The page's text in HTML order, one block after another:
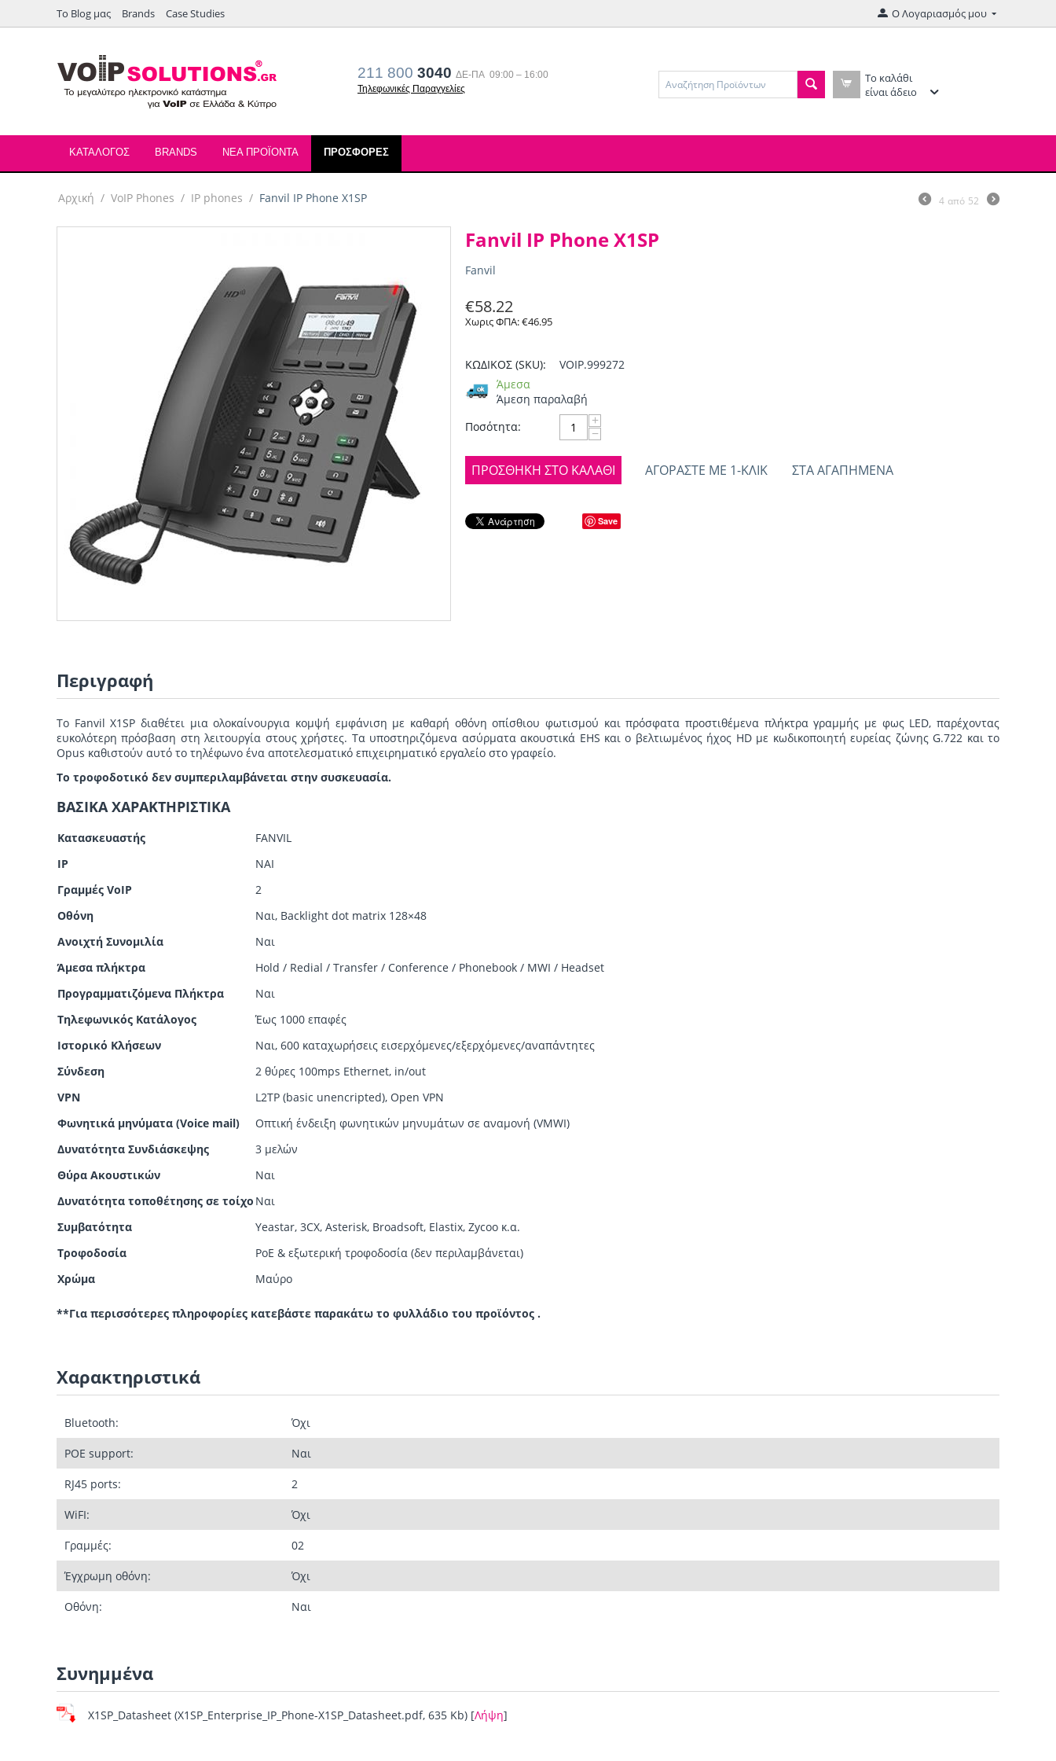
Το Blog μας Brands Case Studies Ο Λογαριασμός μου
211 800 3040 ΔΕ-ΠΑ 09:00 – 16:00
Τηλεφωνικές Παραγγελίες
Το καλάθι
είναι άδειο
ΚΑΤΑΛΟΓΟΣ BRANDS ΝΈΑ ΠΡΟΪΌΝΤΑ ΠΡΟΣΦΟΡΈΣ
Αρχική / VoIP Phones / IP phones / Fanvil IP Phone X1SP 4 από 52
Fanvil IP Phone X1SP
Fanvil
€58.22
Χωρις ΦΠΑ:€46.95
ΚΩΔΙΚΟΣ (SKU):
VOIP.999272
Άμεσα
Άμεση παραλαβή
Ποσότητα:
+
−
ΠΡΟΣΘΉΚΗ ΣΤΟ ΚΑΛΆΘΙ ΑΓΟΡΆΣΤΕ ΜΕ 1-ΚΛΙΚ ΣΤΑ ΑΓΑΠΗΜΈΝΑ
Save
Περιγραφή
Το Fanvil X1SP διαθέτει μια ολοκαίνουργια κομψή εμφάνιση με καθαρή οθόνη οπίσθιου φωτισμού και πρόσφατα προστιθέμενα πλήκτρα γραμμής με φως LED, παρέχοντας
ευκολότερη πρόσβαση στη λειτουργία στους χρήστες. Τα υποστηριζόμενα ασύρματα ακουστικά EHS και ο βελτιωμένος ήχος HD με κωδικοποιητή ευρείας ζώνης G.722 και το
Opus καθιστούν αυτό το τηλέφωνο ένα αποτελεσματικό επιχειρηματικό εργαλείο στο γραφείο.
Το τροφοδοτικό δεν συμπεριλαμβάνεται στην συσκευασία.
ΒΑΣΙΚΑ ΧΑΡΑΚΤΗΡΙΣΤΙΚΑ
Κατασκευαστής
FANVIL
IP
ΝΑΙ
Γραμμές VoIP
2
Οθόνη
Ναι, Backlight dot matrix 128×48
Ανοιχτή Συνομιλία
Ναι
Άμεσα πλήκτρα
Hold / Redial / Transfer / Conference / Phonebook / MWI / Headset
Προγραμματιζόμενα Πλήκτρα
Ναι
Τηλεφωνικός Κατάλογος
Έως 1000 επαφές
Ιστορικό Κλήσεων
Ναι, 600 καταχωρήσεις εισερχόμενες/εξερχόμενες/αναπάντητες
Σύνδεση
2 θύρες 100mps Ethernet, in/out
VPN
L2TP (basic unencripted), Open VPN
Φωνητικά μηνύματα (Voice mail)
Οπτική ένδειξη φωνητικών μηνυμάτων σε αναμονή (VMWI)
Δυνατότητα Συνδιάσκεψης
3 μελών
Θύρα Ακουστικών
Ναι
Δυνατότητα τοποθέτησης σε τοίχο Ναι
Συμβατότητα
Yeastar, 3CX, Asterisk, Broadsoft, Elastix, Zycoo κ.α.
Τροφοδοσία
PoE & εξωτερική τροφοδοσία (δεν περιλαμβάνεται)
Χρώμα
Μαύρο
**Για περισσότερες πληροφορίες κατεβάστε παρακάτω το φυλλάδιο του προϊόντος .
Χαρακτηριστικά
Bluetooth: Όχι
POE support: Ναι
RJ45 ports: 2
WiFI: Όχι
Γραμμές: 02
Έγχρωμη οθόνη: Όχι
Οθόνη: Ναι
Συνημμένα
X1SP_Datasheet (X1SP_Enterprise_IP_Phone-X1SP_Datasheet.pdf, 635 Kb) [Λήψη]